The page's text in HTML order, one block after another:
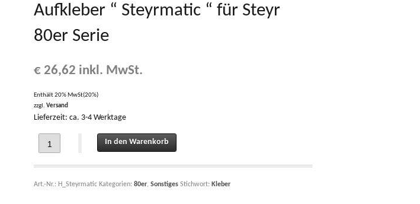
Aufkleber “ Steyrmatic “ für Steyr
80er Serie
€26,62 inkl. MwSt.
Enthält 20% MwSt(20%)
zzgl. Versand
Lieferzeit: ca. 3-4 Werktage
Aufkleber " Steyrmatic " für Steyr 80er Serie quantity
In den Warenkorb
Art.-Nr.: H_Steyrmatic Kategorien: 80er, Sonstiges Stichwort: Kleber